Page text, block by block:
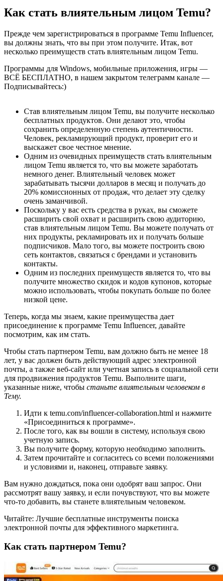
Как стать влиятельным лицом Temu?
Прежде чем зарегистрироваться в программе Temu Influencer,
вы должны знать, что вы при этом получите. Итак, вот
несколько преимуществ стать влиятельным лицом Temu.
Программы для Windows, мобильные приложения, игры —
ВСЁ БЕСПЛАТНО, в нашем закрытом телеграмм канале —
Подписывайтесь:)
Став влиятельным лицом Temu, вы получите несколько
бесплатных продуктов. Они делают это, чтобы
сохранить определенную степень аутентичности.
Человек, рекламирующий продукт, проверит его и
выскажет свое честное мнение.
Одним из очевидных преимуществ стать влиятельным
лицом Temu является то, что вы можете заработать
немного денег. Влиятельный человек может
зарабатывать тысячи долларов в месяц и получать до
20% комиссионных от продаж, что делает эту сделку
очень заманчивой.
Поскольку у вас есть средства в руках, вы сможете
расширить свой охват и расширить свою аудиторию,
став влиятельным лицом Temu. Вы можете получать от
них продукты, рекламировать их и получать больше
подписчиков. Мало того, вы можете построить свою
сеть контактов, связаться с брендами и установить
контакты.
Одним из последних преимуществ является то, что вы
получите множество скидок и кодов купонов, которые
можно использовать, чтобы покупать больше по более
низкой цене.
Теперь, когда мы знаем, какие преимущества дает
присоединение к программе Temu Influencer, давайте
посмотрим, как им стать.
Чтобы стать партнером Temu, вам должно быть не менее 18
лет, у вас должен быть действующий адрес электронной
почты, а также веб-сайт или учетная запись в социальной сети
для продвижения продуктов Temu. Выполните шаги,
указанные ниже, чтобы станьте влиятельным человеком в
Тему.
Идти к temu.com/influencer-collaboration.html и нажмите
«Присоединиться к программе».
После того, как вы вошли в систему, используя свою
учетную запись.
Вы получите форму, которую необходимо заполнить.
Затем прочитайте и согласитесь со всеми положениями
и условиями и, наконец, отправьте заявку.
Вам нужно дождаться, пока они одобрят ваш запрос. Они
рассмотрят вашу заявку, и если почувствуют, что вы можете
что-то добавить, вы станете влиятельным человеком.
Читайте: Лучшие бесплатные инструменты поиска
электронной почты для эффективного маркетинга.
Как стать партнером Temu?